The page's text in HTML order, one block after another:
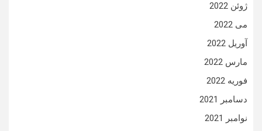
ژوئن 2022
می 2022
آوریل 2022
مارس 2022
فوریه 2022
دسامبر 2021
نوامبر 2021